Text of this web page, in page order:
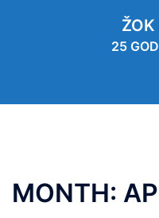
ŽOK
25
MONTH: